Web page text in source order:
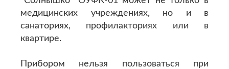
медицинских учреждениях, но и в
санаториях, профилакториях или в
квартире.
Прибором нельзя пользоваться при